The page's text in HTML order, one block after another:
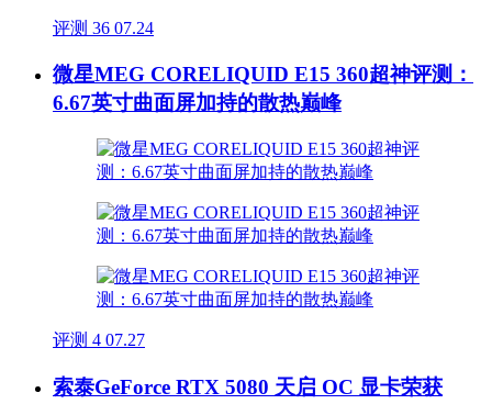
评测 36 07.24
微星MEG CORELIQUID E15 360超神评测：
6.67英寸曲面屏加持的散热巅峰
评测 4 07.27
索泰GeForce RTX 5080 天启 OC 显卡荣获